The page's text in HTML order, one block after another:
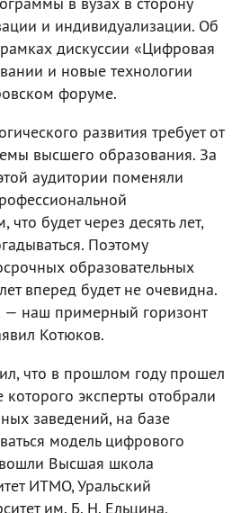
и индивидуализации. Об
дискуссии «Цифровая
и новые технологии
форуме.
развития требует от
высшего образования. За
аудитории поменяли
что будет через десять лет,
Поэтому
образовательных
вперед будет не очевидна.
— наш примерный горизонт
Котюков.
что в прошлом году прошел
которого эксперты отобрали
заведений, на базе
модель цифрового
Высшая школа
ИТМО, Уральский
им. Б. Н. Ельцина,